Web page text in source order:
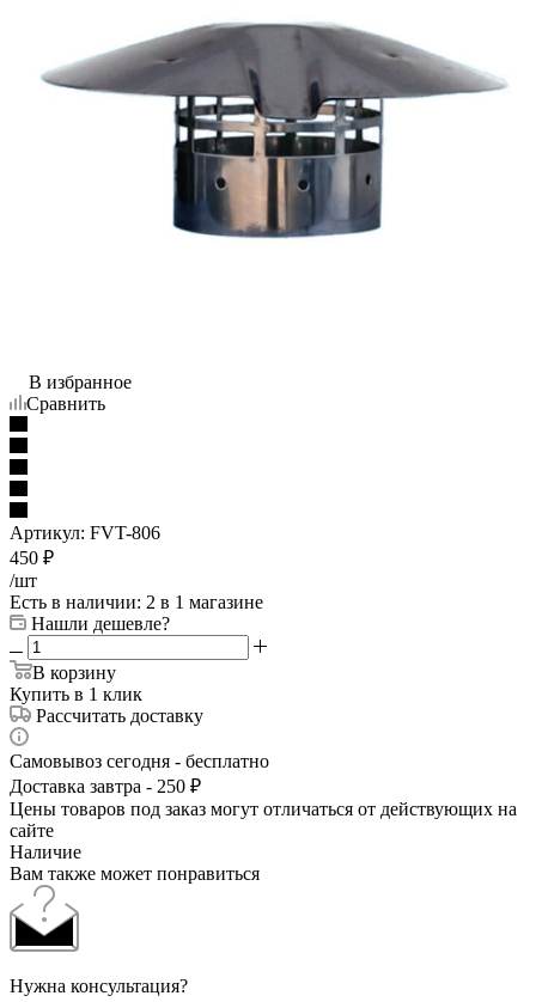
В избранное
Сравнить
Артикул: FVT-806
450 ₽
/шт
Есть в наличии: 2 в 1 магазине
Нашли дешевле?
В корзину
Купить в 1 клик
Рассчитать доставку
Самовывоз сегодня - бесплатно
Доставка завтра - 250 ₽
Цены товаров под заказ могут отличаться от действующих на
сайте
Наличие
Вам также может понравиться
Нужна консультация?